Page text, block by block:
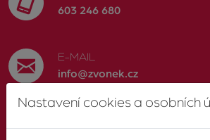
603 246 680
E-MAIL
info@zvonek.cz
Nastavení cookies a osobních